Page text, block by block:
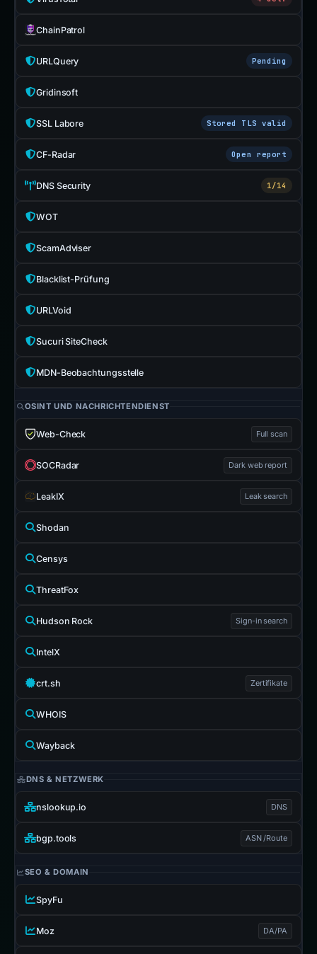
ChainPatrol
URLQuery Pending
Gridinsoft
SSL Labore Stored TLS valid
CF-Radar Open report
DNS Security 1/14
WOT
ScamAdviser
Blacklist-Prüfung
URLVoid
Sucuri SiteCheck
MDN-Beobachtungsstelle
OSINT UND NACHRICHTENDIENST
Web-Check Full scan
SOCRadar Dark web report
LeakIX Leak search
Shodan
Censys
ThreatFox
Hudson Rock Sign-in search
IntelX
crt.sh Zertifikate
WHOIS
Wayback
DNS & NETZWERK
nslookup.io DNS
bgp.tools ASN /Route
SEO & DOMAIN
SpyFu
Moz DA/PA